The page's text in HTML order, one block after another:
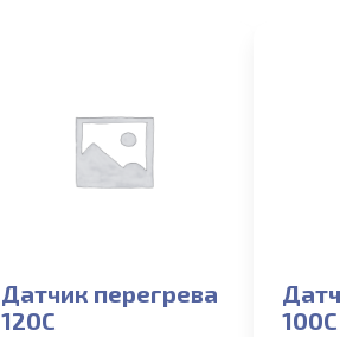
Датчик перегрева
120С
100С